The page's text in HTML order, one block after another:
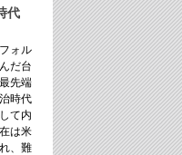
代
ォル
だ台
先端
時代
て内
は米
、難